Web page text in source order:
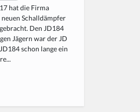
hat die Firma
neuen Schalldämpfer
Den JD184
Jägern war der JD
schon lange ein